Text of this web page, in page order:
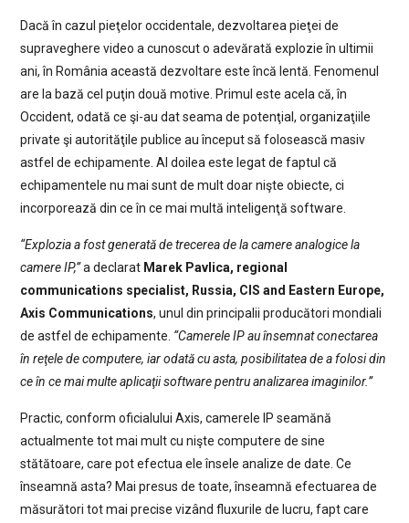
Dacă în cazul pieţelor occidentale, dezvoltarea pieţei de
supraveghere video a cunoscut o adevărată explozie în ultimii
ani, în România această dezvoltare este încă lentă. Fenomenul
are la bază cel puţin două motive. Primul este acela că, în
Occident, odată ce şi-au dat seama de potenţial, organizaţiile
private şi autorităţile publice au început să folosească masiv
astfel de echipamente. Al doilea este legat de faptul că
echipamentele nu mai sunt de mult doar nişte obiecte, ci
incorporează din ce în ce mai multă inteligenţă software.
“Explozia a fost generată de trecerea de la camere analogice la
camere IP,”a declarat Marek Pavlica, regional
communications specialist, Russia, CIS and Eastern Europe,
Axis Communications, unul din principalii producători mondiali
de astfel de echipamente. “Camerele IP au însemnat conectarea
în reţele de computere, iar odată cu asta, posibilitatea de a folosi din
ce în ce mai multe aplicaţii software pentru analizarea imaginilor.”
Practic, conform oficialului Axis, camerele IP seamănă
actualmente tot mai mult cu nişte computere de sine
stătătoare, care pot efectua ele însele analize de date. Ce
înseamnă asta? Mai presus de toate, înseamnă efectuarea de
măsurători tot mai precise vizând fluxurile de lucru, fapt care